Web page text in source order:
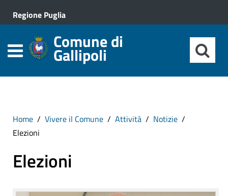
Regione Puglia
Comune di
Gallipoli
Home Vivere il Comune Attività
Notizie
Elezioni
Elezioni